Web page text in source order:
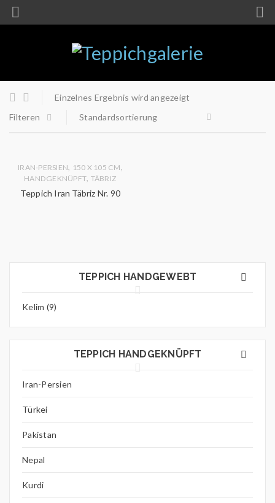
TEPPICH HANDGEWEBT
Kelim (9)
TEPPICH HANDGEKNÜPFT
Iran-Persien
Türkei
Pakistan
Nepal
Kurdi
Einzelnes Ergebnis wird angezeigt
Filteren
Standardsortierung
IRAN-PERSIEN, 150 X 105 CM,
HANDGEKNÜPFT, TÄBRIZ
Teppich Iran Täbriz Nr. 90